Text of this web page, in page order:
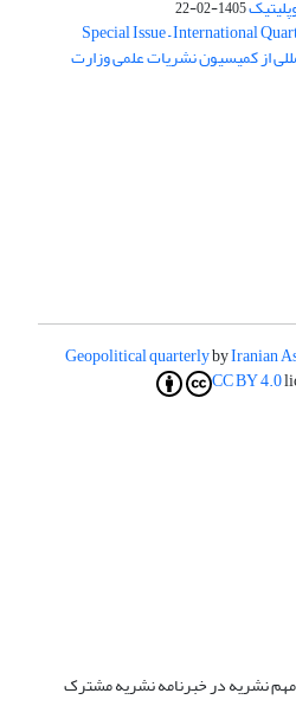
1405-02-22
Special Issue – International
از کمیسیون نشریات علمی وزارت
Geopolitical quarterlybyIranian
CC BY 4.0
مهم نشریه در خبرنامه نشریه مشترک